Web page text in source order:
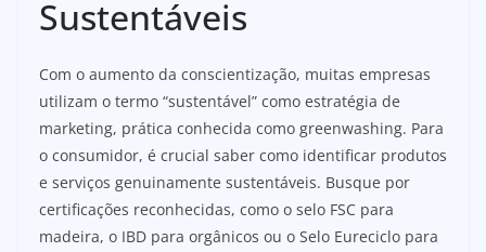
Sustentáveis
Com o aumento da conscientização, muitas empresas
utilizam o termo “sustentável” como estratégia de
marketing, prática conhecida como greenwashing. Para
o consumidor, é crucial saber como identificar produtos
e serviços genuinamente sustentáveis. Busque por
certificações reconhecidas, como o selo FSC para
madeira, o IBD para orgânicos ou o Selo Eureciclo para